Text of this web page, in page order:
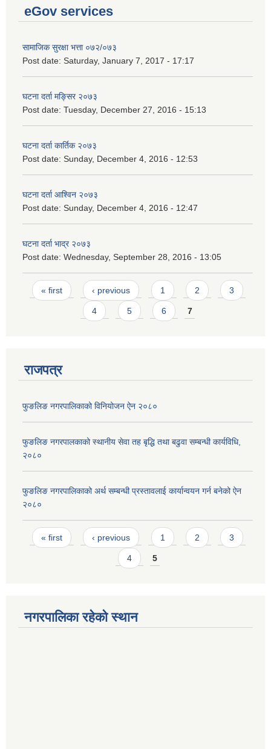
eGov services
सामाजिक सुरक्षा भत्ता ०७२/०७३
Post date: Saturday, January 7, 2017 - 17:17
घटना दर्ता मङ्सिर २०७३
Post date: Tuesday, December 27, 2016 - 15:13
घटना दर्ता कार्तिक २०७३
Post date: Sunday, December 4, 2016 - 12:53
घटना दर्ता आश्विन २०७३
Post date: Sunday, December 4, 2016 - 12:47
घटना दर्ता भाद्र २०७३
Post date: Wednesday, September 28, 2016 - 13:05
Pages
« first ‹ previous 1 2 3
4 5 6 7
राजपत्र
फुङलिङ नगरपालिकाको विनियोजन ऐन २०८०
फुङलिङ नगरपालकाको स्थानीय सेवा तह बृद्धि तथा बढुवा सम्बन्धी कार्यविधि,
२०८०
फुङलिङ नगरपालिकाको अर्थ सम्बन्धी प्रस्तावलाई कार्यान्वयन गर्न बनेको ऐन
२०८०
Pages
« first ‹ previous 1 2 3
4 5
नगरपालिका रहेको स्थान